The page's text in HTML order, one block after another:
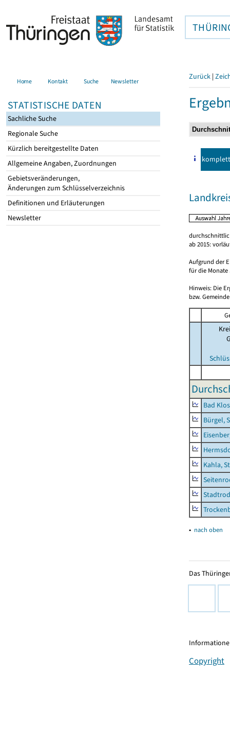
Home Kontakt Suche Newsletter
STATISTISCHE DATEN
Sachliche Suche
Regionale Suche
Kürzlich bereitgestellte Daten
Allgemeine Angaben, Zuordnungen
Gebietsveränderungen,
Änderungen zum Schlüsselverzeichnis
Definitionen und Erläuterungen
Newsletter
Zurück |
komplett
ab 2015:
Aufgrund der
für die Monate
Hinweis: Die
bzw.
Bad
Bürgel,
Kahla,
▴ nach oben
Das
Copyright